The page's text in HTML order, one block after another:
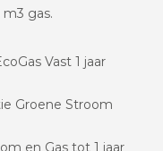
gas.
Vast 1 jaar
Groene Stroom
en Gas tot 1 jaar